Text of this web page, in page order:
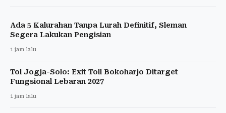
Ada 5 Kalurahan Tanpa Lurah Definitif, Sleman
Segera Lakukan Pengisian
1 jam lalu
Tol Jogja-Solo: Exit Toll Bokoharjo Ditarget
Fungsional Lebaran 2027
1 jam lalu